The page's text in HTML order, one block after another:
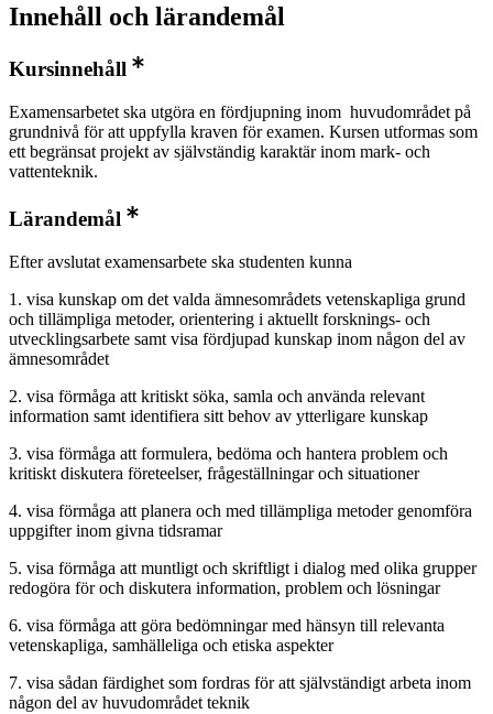
Innehåll och lärandemål
Kursinnehåll
Examensarbetet ska utgöra en fördjupning inom huvudområdet på
grundnivå för att uppfylla kraven för examen. Kursen utformas som
ett begränsat projekt av självständig karaktär inom mark- och
vattenteknik.
Lärandemål
Efter avslutat examensarbete ska studenten kunna
1. visa kunskap om det valda ämnesområdets vetenskapliga grund
och tillämpliga metoder, orientering i aktuellt forsknings- och
utvecklingsarbete samt visa fördjupad kunskap inom någon del av
ämnesområdet
2. visa förmåga att kritiskt söka, samla och använda relevant
information samt identifiera sitt behov av ytterligare kunskap
3. visa förmåga att formulera, bedöma och hantera problem och
kritiskt diskutera företeelser, frågeställningar och situationer
4. visa förmåga att planera och med tillämpliga metoder genomföra
uppgifter inom givna tidsramar
5. visa förmåga att muntligt och skriftligt i dialog med olika grupper
redogöra för och diskutera information, problem och lösningar
6. visa förmåga att göra bedömningar med hänsyn till relevanta
vetenskapliga, samhälleliga och etiska aspekter
7. visa sådan färdighet som fordras för att självständigt arbeta inom
någon del av huvudområdet teknik